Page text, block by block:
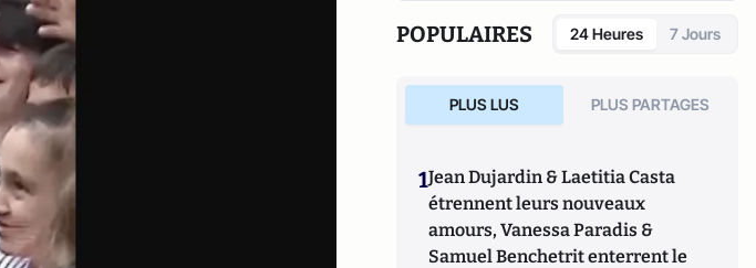
POPULAIRES 24 Heures 7 Jours
PLUS LUS PLUS PARTAGES
1Jean Dujardin & Laetitia Casta
étrennent leurs nouveaux
amours, Vanessa Paradis &
Samuel Benchetrit enterrent le